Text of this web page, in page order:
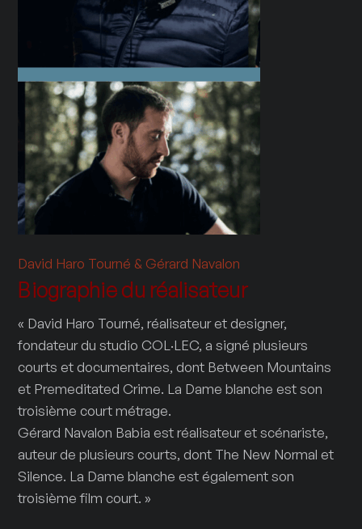
David Haro Tourné & Gérard Navalon
Biographie du réalisateur
« David Haro Tourné, réalisateur et designer,
fondateur du studio COL·LEC, a signé plusieurs
courts et documentaires, dont Between Mountains
et Premeditated Crime. La Dame blanche est son
troisième court métrage.
Gérard Navalon Babia est réalisateur et scénariste,
auteur de plusieurs courts, dont The New Normal et
Silence. La Dame blanche est également son
troisième film court. »